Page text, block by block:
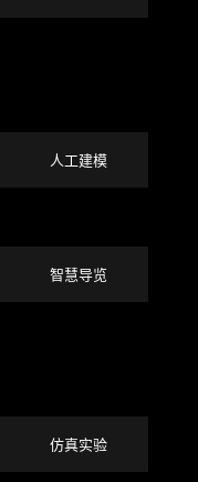
人工建模
智慧导览
仿真实验